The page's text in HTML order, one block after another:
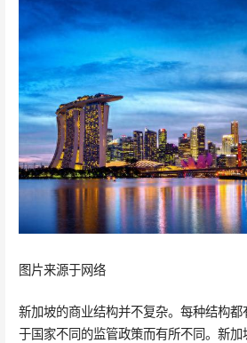
图片来源于网络
新加坡的商业结构并不复杂。每种结构
于国家不同的监管政策而有所不同。新